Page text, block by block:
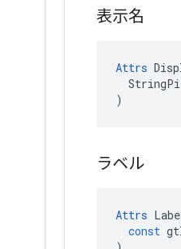
表示名
Attrs
)
ラベル
Attrs
const